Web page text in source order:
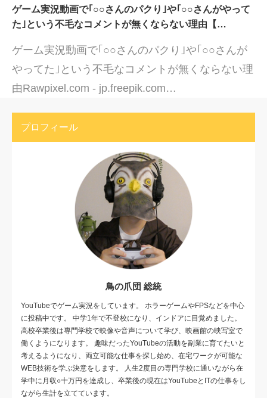
ゲーム実況動画で｢○○さんのパクり｣や｢○○さんがやって
た｣という不毛なコメントが無くならない理由【…
ゲーム実況動画で｢○○さんのパクり｣や｢○○さんが
やってた｣という不毛なコメントが無くならない理
由Rawpixel.com - jp.freepik.com…
プロフィール
鳥の爪団 総統
YouTubeでゲーム実況をしています。 ホラーゲームやFPSなどを中心
に投稿中です。 中学1年で不登校になり、インドアに目覚めました。
高校卒業後は専門学校で映像や音声について学び、映画館の映写室で
働くようになります。 趣味だったYouTubeの活動を副業に育てたいと
考えるようになり、両立可能な仕事を探し始め、在宅ワークが可能な
WEB技術を学ぶ決意をします。 人生2度目の専門学校に通いながら在
学中に月収○十万円を達成し、卒業後の現在はYouTubeとITの仕事をし
ながら生計を立てています。